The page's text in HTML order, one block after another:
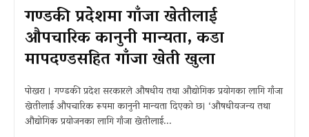
गण्डकी प्रदेशमा गाँजा खेतीलाई
औपचारिक कानुनी मान्यता, कडा
मापदण्डसहित गाँजा खेती खुला
पोखरा । गण्डकी प्रदेश सरकारले औषधीय तथा औद्योगिक प्रयोगका लागि गाँजा
खेतीलाई औपचारिक रूपमा कानुनी मान्यता दिएको छ। ‘औषधीयजन्य तथा
औद्योगिक प्रयोजनका लागि गाँजा खेतीलाई...